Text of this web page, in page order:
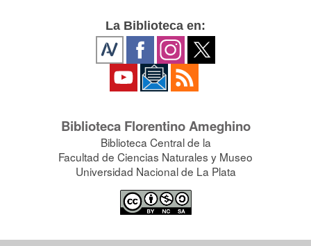
La Biblioteca en:
Biblioteca Florentino Ameghino
Biblioteca Central de la
Facultad de Ciencias Naturales y Museo
Universidad Nacional de La Plata